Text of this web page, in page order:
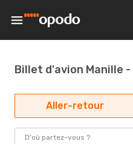
Billet d'avion Manille
Aller-retour
D'où partez-vous ?